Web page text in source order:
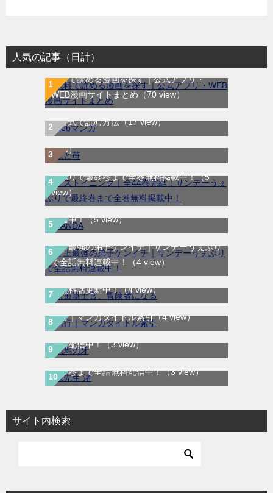
人気の記事（日計）
無料で読める漫画を探す｜公式アプリ・
WEB漫画サイトまとめ （70 view）
WEB漫画サイト一覧｜ブラウザで無料漫画
を公式で読む方法（17 view）
龍と苺｜最新刊第4巻！全巻無料で読める公
式マンガアプリ＿サンデーうぇぶり（6
view）
ラストイニング｜全44巻完結！サンデーう
ぇぶりで最終巻まで全巻無料掲載中！（5
view）
SANDA｜最新刊第3巻！マンガBANGで無料
配信中！（5 view）
史上最強の弟子ケンイチ｜サンデーうぇぶり
で全話無料連載中！
（4 view）
航宙軍士官、冒険者になる｜最新刊第6巻！
第5巻まで無料で読めるマンガアプリ！※順
次無料話更新中！（4 view）
あ行｜マンガタイトル索引（4 view）
範馬刃牙｜全37巻完結！全話無料で読める
マンガプリ！マンガBANGで最終巻まで全話
無料配信中！（3 view）
妹先生 渚｜全5巻完結！サンデーうぇぶりで
最終巻まで全話無料配信中！（3 view）
サイト内検索